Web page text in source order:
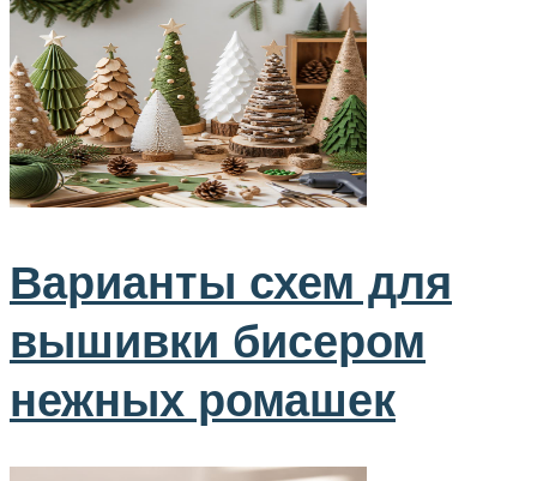
Варианты схем для
вышивки бисером
нежных ромашек